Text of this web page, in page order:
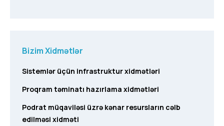
Bizim Xidmətlər
Sistemlər üçün infrastruktur xidmətləri
Proqram təminatı hazırlama xidmətləri
Podrat müqaviləsi üzrə kənar resursların cəlb
edilməsi xidməti